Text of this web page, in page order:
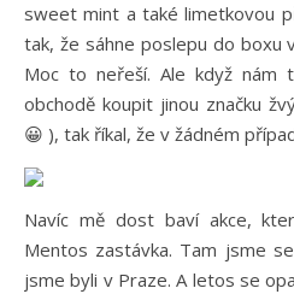
sweet mint a také limetkovou
tak, že sáhne poslepu do boxu
Moc to neřeší. Ale když nám
obchodě koupit jinou značku
😀 ), tak říkal, že v žádném
Navíc mě dost baví akce,
Mentos zastávka. Tam jsme
jsme byli v Praze. A letos se